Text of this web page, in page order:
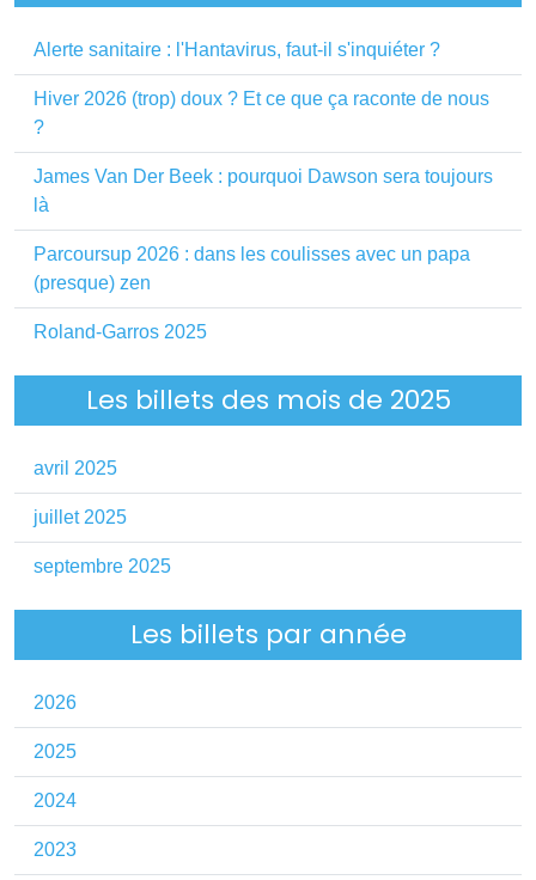
Alerte sanitaire : l'Hantavirus, faut-il s'inquiéter ?
Hiver 2026 (trop) doux ? Et ce que ça raconte de nous
?
James Van Der Beek : pourquoi Dawson sera toujours
là
Parcoursup 2026 : dans les coulisses avec un papa
(presque) zen
Roland-Garros 2025
Les billets des mois de 2025
avril 2025
juillet 2025
septembre 2025
Les billets par année
2026
2025
2024
2023